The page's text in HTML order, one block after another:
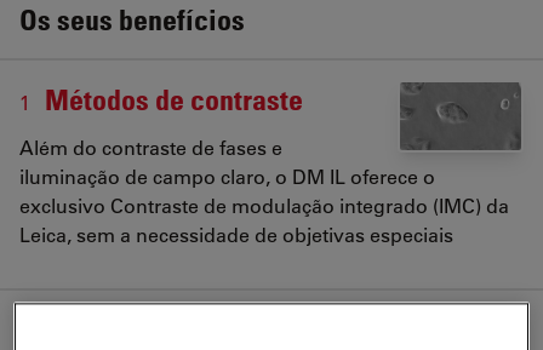
Os seus benefícios
1 Métodos de contraste
Além do contraste de fases e
iluminação de campo claro, o DM IL oferece o
exclusivo Contraste de modulação integrado (IMC) da
Leica, sem a necessidade de objetivas especiais